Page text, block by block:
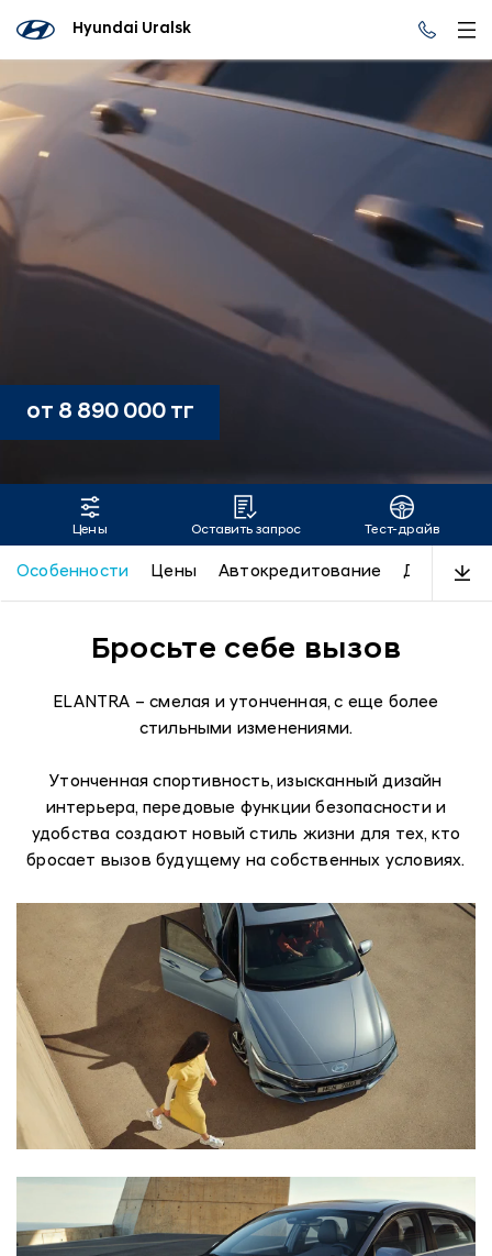
Hyundai Uralsk
ELANTRA
от 8 890 000 тг
Цены Оставить запрос Тест-драйв
Особенности Цены Автокредитование Дизайн
Бросьте себе вызов
ELANTRA – смелая и утонченная, с еще более
стильными изменениями.
Утонченная спортивность, изысканный дизайн
интерьера, передовые функции безопасности и
удобства создают новый стиль жизни для тех, кто
бросает вызов будущему на собственных условиях.